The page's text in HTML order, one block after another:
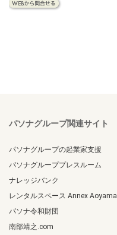
パソナグループ関連サイト
パソナグループの起業家支援
パソナグループプレスルーム
ナレッジバンク
レンタルスペース Annex Aoyama
パソナ令和財団
南部靖之.com